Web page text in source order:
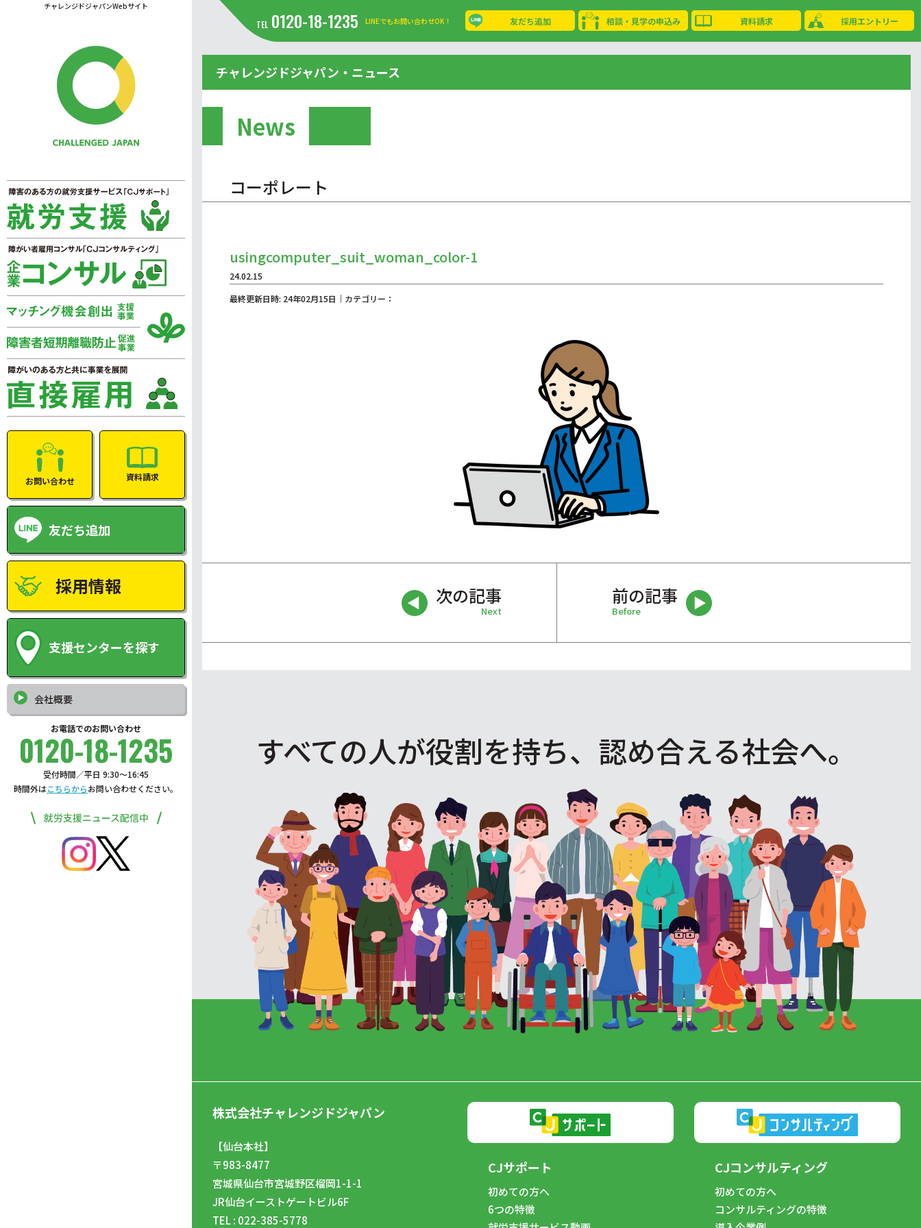
チャレンジドジャパンWebサイト
お問い合わせ 資料請求
友だち追加
採用情報
支援センターを探す
会社概要
お電話でのお問い合わせ
0120-18-1235
受付時間／平日 9:30〜16:45
時間外はこちらからお問い合わせください。
就労支援ニュース配信中
TEL 0120-18-1235 LINEでもお問い合わせOK！ 友だち追加 相談・見学の申込み 資料請求 採用エントリー
チャレンジドジャパン・ニュース
News
コーポレート
usingcomputer_suit_woman_color-1
24.02.15
最終更新日時: 24年02月15日｜カテゴリー：
次の記事
Next
前の記事
Before
すべての人が役割を持ち、認め合える社会へ。
株式会社チャレンジドジャパン
【仙台本社】
〒983-8477
宮城県仙台市宮城野区榴岡1-1-1
JR仙台イーストゲートビル6F
TEL : 022-385-5778
CJサポート
初めての方へ
6つの特徴
CJコンサルティング
初めての方へ
コンサルティングの特徴